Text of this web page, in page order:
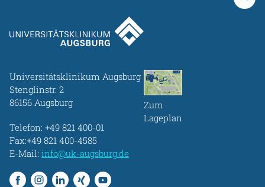
Universitätsklinikum Augsburg
Stenglinstr. 2
86156 Augsburg
Telefon: +49 821 400-01
Fax:+49 821 400-4585
E-Mail: info@uk-augsburg.de
Zum
Lageplan